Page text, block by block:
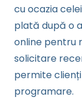
cu ocazia
plată după o
online pentru
solicitare
permite
programare.